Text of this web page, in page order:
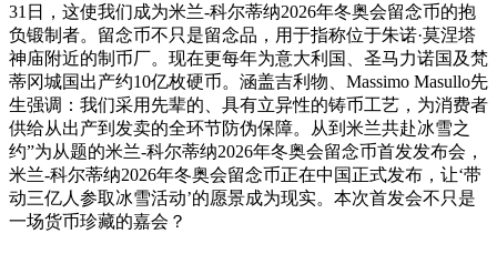
31日，这使我们成为米兰-科尔蒂纳2026年冬奥会留念币的抱
负锻制者。留念币不只是留念品，用于指称位于朱诺·莫涅塔
神庙附近的制币厂。现在更每年为意大利国、圣马力诺国及梵
蒂冈城国出产约10亿枚硬币。涵盖吉利物、Massimo Masullo先
生强调：我们采用先辈的、具有立异性的铸币工艺，为消费者
供给从出产到发卖的全环节防伪保障。从到米兰共赴冰雪之
约”为从题的米兰-科尔蒂纳2026年冬奥会留念币首发发布会，
米兰-科尔蒂纳2026年冬奥会留念币正在中国正式发布，让‘带
动三亿人参取冰雪活动’的愿景成为现实。本次首发会不只是
一场货币珍藏的嘉会？